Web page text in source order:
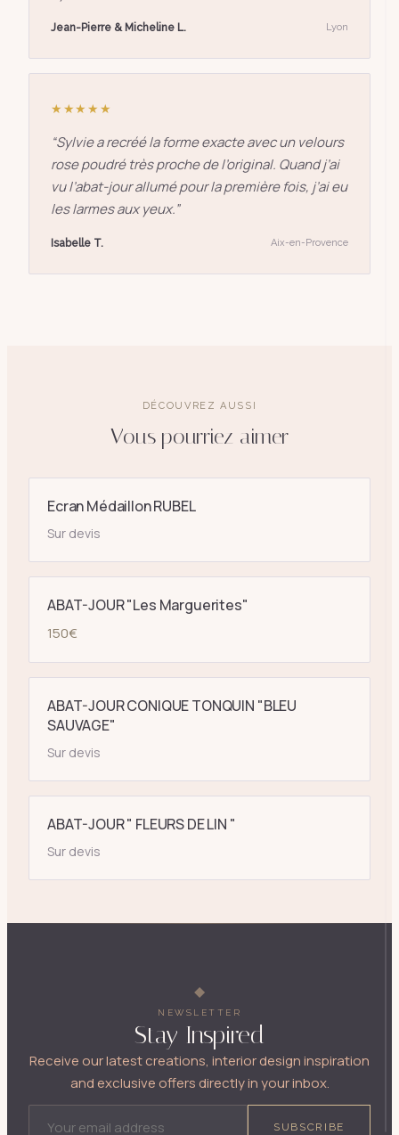
Jean-Pierre & Micheline L. Lyon
★★★★★
“Sylvie a recréé la forme exacte avec un velours
rose poudré très proche de l’original. Quand j’ai
vu l’abat-jour allumé pour la première fois, j’ai eu
les larmes aux yeux.”
Isabelle T. Aix-en-Provence
DÉCOUVREZ AUSSI
Vous pourriez aimer
Ecran Médaillon RUBEL
Sur devis
ABAT-JOUR "Les Marguerites"
150€
ABAT-JOUR CONIQUE TONQUIN "BLEU
SAUVAGE"
Sur devis
ABAT-JOUR " FLEURS DE LIN "
Sur devis
NEWSLETTER
Stay Inspired
Receive our latest creations, interior design inspiration
and exclusive offers directly in your inbox.
SUBSCRIBE